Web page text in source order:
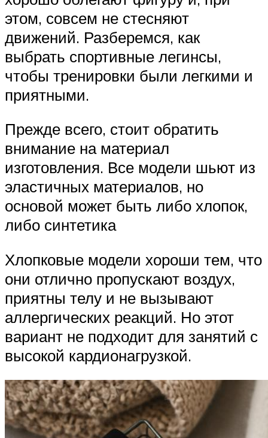
этом, совсем не стесняют
движений. Разберемся, как
выбрать спортивные легинсы,
чтобы тренировки были легкими и
приятными.
Прежде всего, стоит обратить
внимание на материал
изготовления. Все модели шьют из
эластичных материалов, но
основой может быть либо хлопок,
либо синтетика
Хлопковые модели хороши тем, что
они отлично пропускают воздух,
приятны телу и не вызывают
аллергических реакций. Но этот
вариант не подходит для занятий с
высокой кардионагрузкой.